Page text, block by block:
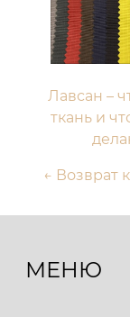
Лавсан –
ткань и
← Возврат
МЕНЮ